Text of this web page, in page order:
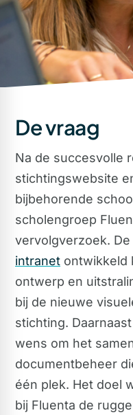
De vraag
Na de succesvolle
stichtingswebsite
bijbehorende
scholengroep
vervolgverzoek.
intranet ontwikkeld
ontwerp en
bij de nieuwe
stichting.
wens om het
documentbeheer
één plek. Het doel
bij Fluenta de